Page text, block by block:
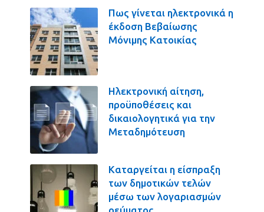
Πως γίνεται ηλεκτρονικά η
έκδοση Βεβαίωσης
Μόνιμης Κατοικίας
Ηλεκτρονική αίτηση,
προϋποθέσεις και
δικαιολογητικά για την
Μεταδημότευση
Καταργείται η είσπραξη
των δημοτικών τελών
μέσω των λογαριασμών